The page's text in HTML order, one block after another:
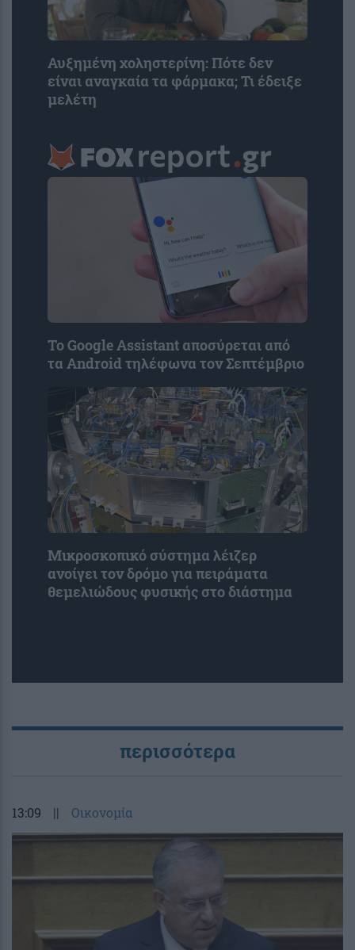
Αυξημένη χοληστερίνη: Πότε δεν
είναι αναγκαία τα φάρμακα; Τι έδειξε
μελέτη
Το Google Assistant αποσύρεται από
τα Android τηλέφωνα τον Σεπτέμβριο
Μικροσκοπικό σύστημα λέιζερ
ανοίγει τον δρόμο για πειράματα
θεμελιώδους φυσικής στο διάστημα
περισσότερα
13:09 || Οικονομία